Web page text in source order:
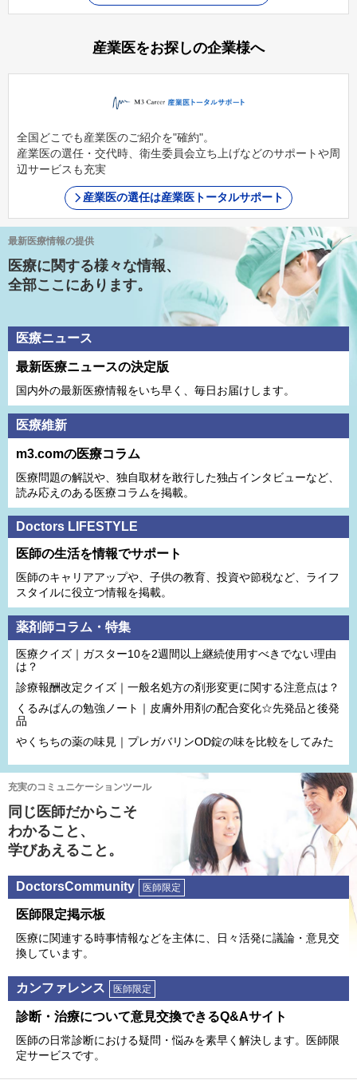
産業医をお探しの企業様へ
全国どこでも産業医のご紹介を"確約"。
産業医の選任・交代時、衛生委員会立ち上げなどのサポートや周
辺サービスも充実
産業医の選任は産業医トータルサポート
最新医療情報の提供
医療に関する様々な情報、
全部ここにあります。
医療ニュース
最新医療ニュースの決定版
国内外の最新医療情報をいち早く、毎日お届けします。
医療維新
m3.comの医療コラム
医療問題の解説や、独⾃取材を敢⾏した独占インタビューなど、
読み応えのある医療コラムを掲載。
Doctors LIFESTYLE
医師の生活を情報でサポート
医師のキャリアアップや、子供の教育、投資や節税など、ライフ
スタイルに役立つ情報を掲載。
薬剤師コラム・特集
医療クイズ｜ガスター10を2週間以上継続使用すべきでない理由
は？
診療報酬改定クイズ｜一般名処方の剤形変更に関する注意点は？
くるみぱんの勉強ノート｜皮膚外用剤の配合変化☆先発品と後発
品
やくちちの薬の味見｜プレガバリンOD錠の味を比較をしてみた
充実のコミュニケーションツール
同じ医師だからこそ
わかること、
学びあえること。
DoctorsCommunity 医師限定
医師限定掲⽰板
医療に関連する時事情報などを主体に、⽇々活発に議論・意⾒交
換しています。
カンファレンス 医師限定
診断・治療について意⾒交換できるQ&Aサイト
医師の⽇常診断における疑問・悩みを素早く解決します。医師限
定サービスです。